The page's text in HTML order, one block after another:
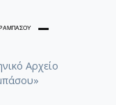
Αρχείο